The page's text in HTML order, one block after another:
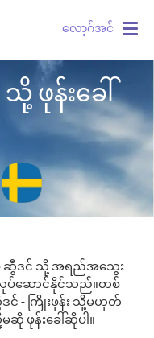
လော့ဂ်အင်
ဖုန်းခေါ်
မှ ဆွီဒင် သို့ အရည်အသွေး
လုပ်ဆောင်နိုင်သည်။တစ်
ဒင် - ကြိုးဖုန်း သို့မဟုတ်
ဖုန်းခေါ်ဆိုပါ။